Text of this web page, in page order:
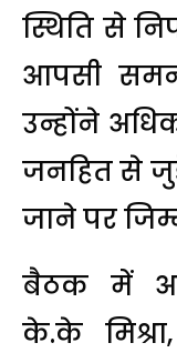
स्थिति से
आपसी
उन्होंने
जनहित से
जाने पर
बैठक में
के.के